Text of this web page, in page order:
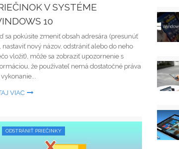
V SYSTÉME
10
sa pokúsite zmeniť obsah adresára (presunúť
nastaviť nový názov, odstrániť alebo do neho
vložiť), môže sa zobraziť upozornenie s
že používateľ nemá dostatočné práva
vykonanie...
VIAC
ODSTRÁNIŤ PRIEČINKY